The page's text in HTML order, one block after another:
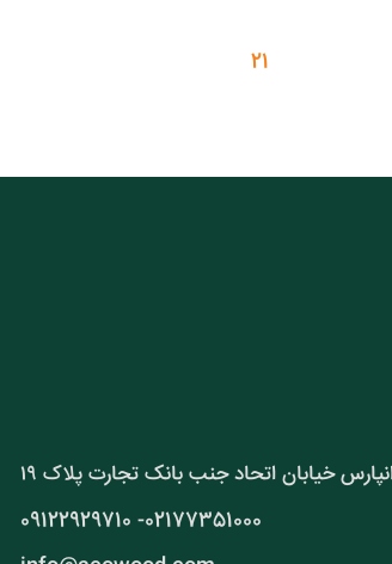
1
2
خیابان اتحاد جنب بانک تجارت پلاک ۱۹
09122929710 -02177351000